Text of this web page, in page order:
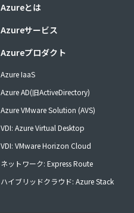
Azureとは
Azureサービス
Azureプロダクト
Azure IaaS
Azure AD(旧ActiveDirectory)
Azure VMware Solution (AVS)
VDI: Azure Virtual Desktop
VDI: VMware Horizon Cloud
ネットワーク: Express Route
ハイブリッドクラウド: Azure Stack